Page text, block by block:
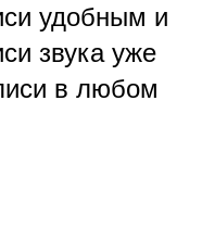
удобным и
звука уже
в любом